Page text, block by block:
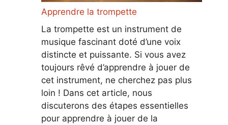
Apprendre la trompette
La trompette est un instrument de
musique fascinant doté d’une voix
distincte et puissante. Si vous avez
toujours rêvé d’apprendre à jouer de
cet instrument, ne cherchez pas plus
loin ! Dans cet article, nous
discuterons des étapes essentielles
pour apprendre à jouer de la